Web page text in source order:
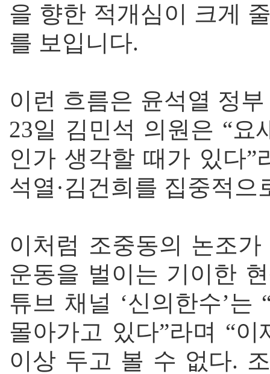
을 향한 적개심이 크게
를 보입니다.
이런 흐름은 윤석열 정
23일 김민석 의원은 “
인가 생각할 때가 있다
석열·김건희를 집중적
이처럼 조중동의 논조
운동을 벌이는 기이한
튜브 채널 ‘신의한수’
몰아가고 있다”라며 “
이상 두고 볼 수 없다.